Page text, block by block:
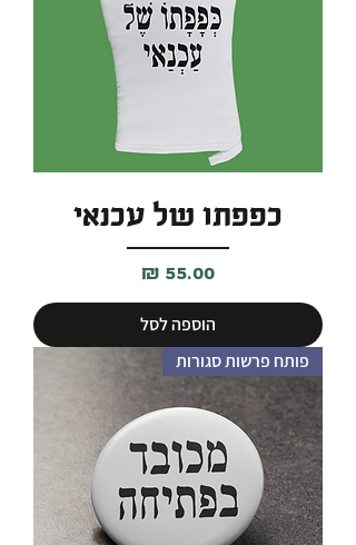
כפפתו של עכנאי
מחיר
הוספה לסל
פותח פרשות סגורות